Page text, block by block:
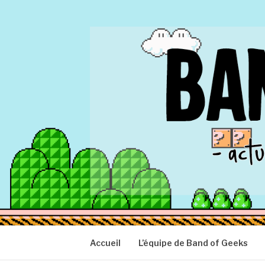
BAND OF
Actu Geek d'hier et d'aujourd'hui
Accueil L’équipe de Band of Geeks